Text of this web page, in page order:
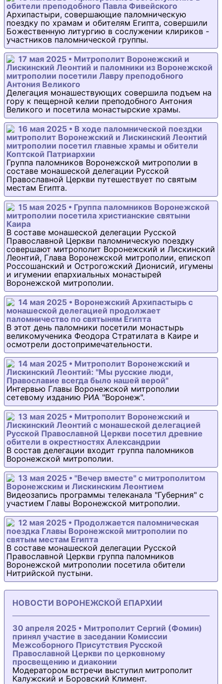
обители преподобного Павла Фивейского
Архипастыри, совершающие паломническую
поездку по храмам и обителям Египта, совершили
Божественную литургию в сослужении клириков -
участников паломнической группы.
17 мая 2025 • Митрополит Воронежский и
Лискинский Леонтий и паломники из Воронежской
митрополии посетили Лавру преподобного
Антония Великого
Делегация монашествующих совершила подъем на
гору к пещерной келии преподобного Антония
Великого и посетила монастырские храмы.
16 мая 2025 • В ходе паломнической поездки
митрополит Воронежский и Лискинский Леонтий
митрополии посетил главные храмы и обители
Коптской Патриархии
Группа паломников Воронежской митрополии в
составе монашеской делегации Русской
Православной Церкви путешествует по святым
местам Египта.
15 мая 2025 • Группа паломников Воронежской
митрополии посетила христианские святыни
Каира
В составе монашеской делегации Русской
Православной Церкви паломническую поездку
совершают митрополит Воронежский и Лискинский
Леонтий, Глава Воронежской митрополии, епископ
Россошанский и Острогожский Дионисий, игумены
и игумении епархиальных монастырей
Воронежской митрополии.
14 мая 2025 • Воронежский Архипастырь с
монашеской делегацией продолжает
паломничество по святыням Египта
В этот день паломники посетили монастырь
великомученика Феодора Стратилата в Каире и
осмотрели достопримечательности.
14 мая 2025 • Митрополит Воронежский и
Лискинский Леонтий: "Мы русские люди,
Православие всегда было нашей верой"
Интервью Главы Воронежской митрополии
сетевому изданию РИА "Воронеж".
13 мая 2025 • Митрополит Воронежский и
Лискинский Леонтий с монашеской делегацией
Русской Православной Церкви посетил древние
обители в окрестностях Александрии
В состав делегации входит группа паломников
Воронежской митрополии.
13 мая 2025 • "Вечер вместе" с митрополитом
Воронежским и Лискинским Леонтием
Видеозапись программы телеканала "Губерния" с
участием Главы Воронежской митрополии.
12 мая 2025 • Продолжается паломническая
поездка Главы Воронежской митрополии по
святым местам Египта
В составе монашеской делегации Русской
Православной Церкви группа паломников
Воронежской митрополии посетила обители
Нитрийской пустыни.
НОВОСТИ ВОРОНЕЖСКОЙ ЕПАРХИИ
30 апреля 2025 • Митрополит Сергий (Фомин)
принял участие в заседании Комиссии
Межсоборного Присутствия Русской
Православной Церкви по церковному
просвещению и диаконии
Модератором встречи выступил митрополит
Калужский и Боровский Климент.